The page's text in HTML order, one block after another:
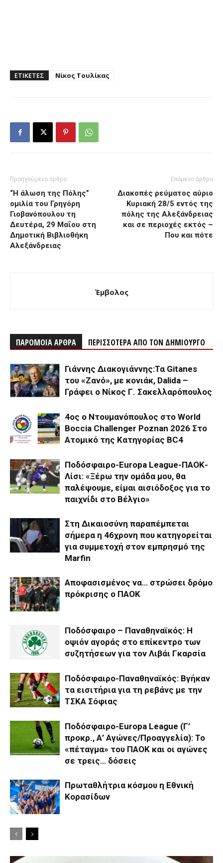
ΕΤΙΚΕΤΕΣ Νίκος Τουλίκας
Προηγούμενο άρθρο
“Η άλωση της Πόλης”
ομιλία του Γρηγόρη
Γιοβανόπουλου τη
Δευτέρα, 29 Μαΐου στη
Δημοτική Βιβλιοθήκη
Αλεξάνδρειας
Επόμενο άρθρο
Διακοπές ρεύματος αύριο
Κυριακή 28/5 εντός της
πόλης της Αλεξάνδρειας
και σε περιοχές εκτός –
Που και πότε
Έμβολος
ΠΑΡΟΜΟΙΑ ΑΡΘΡΑ ΠΕΡΙΣΣΟΤΕΡΑ ΑΠΟ ΤΟΝ ΔΗΜΙΟΥΡΓΟ
Γιάννης Διακογιάννης:Τα Gitanes
του «Ζανό», με κονιάκ, Dalida –
Γράφει ο Νίκος Γ. Σακελλαρόπουλος
4ος ο Ντουμανόπουλος στο World
Boccia Challenger Poznan 2026 Στο
Ατομικό της Κατηγορίας BC4
Ποδόσφαιρο-Europa League-ΠΑΟΚ-
Λίσι: «Ξέρω την ομάδα μου, θα
παλέψουμε, είμαι αισιόδοξος για το
παιχνίδι στο Βέλγιο»
Στη Δικαιοσύνη παραπέμπεται
σήμερα η 46χρονη που κατηγορείται
για συμμετοχή στον εμπρησμό της
Marfin
Αποφασισμένος να… στρώσει δρόμο
πρόκρισης ο ΠΑΟΚ
Ποδόσφαιρο – Παναθηναϊκός: Η
οψιόν αγοράς στο επίκεντρο των
συζητήσεων για τον Λιβάι Γκαρσία
Ποδόσφαιρο-Παναθηναϊκός: Βγήκαν
τα εισιτήρια για τη ρεβάνς με την
ΤΣΚΑ Σόφιας
Ποδόσφαιρο-Europa League (Γ’
προκρ., Α’ Αγώνες/Προαγγελία): Το
«πέταγμα» του ΠΑΟΚ και οι αγώνες
σε τρεις… δόσεις
Πρωταθλήτρια κόσμου η Εθνική
Κορασίδων